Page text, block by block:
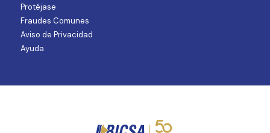
Protéjase
Fraudes Comunes
Aviso de Privacidad
Ayuda